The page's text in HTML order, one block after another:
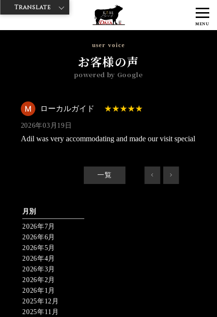
MENU
神戸牛ダイヤ > 神戸牛ダイア 雷門西店
ローカル
user voice
お客様の声
powered by Google
ローカルガイド
2026年03月19日
Adil was very accommodating and made our visit special
一覧 < >
月別
2026年7月
2026年6月
2026年5月
2026年4月
2026年3月
2026年2月
2026年1月
2025年12月
2025年11月
Translate